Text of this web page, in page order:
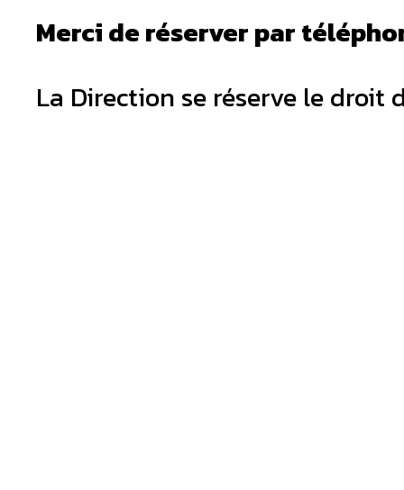
Merci de réserver par
La Direction se réserve le